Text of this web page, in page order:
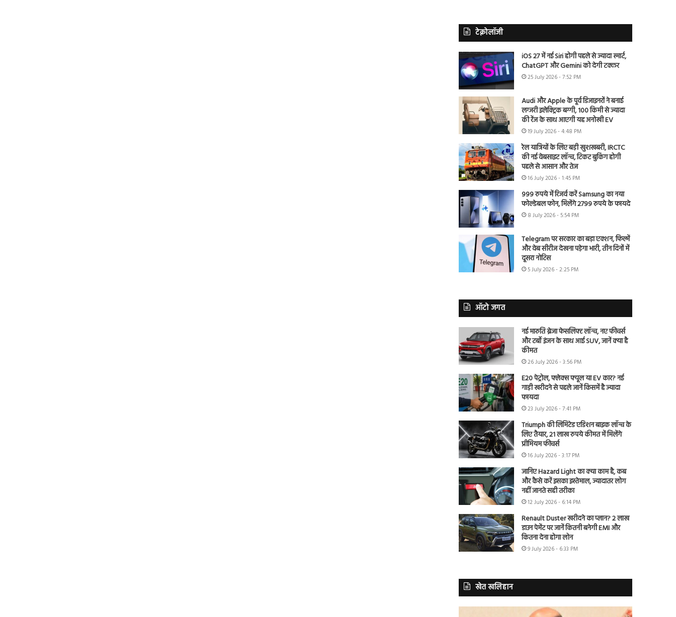
टेक्नोलॉजी
iOS 27 में नई Siri होगी पहले से ज्यादा स्मार्ट,
ChatGPT और Gemini को देगी टक्कर
25 July 2026 - 7:52 PM
Audi और Apple के पूर्व डिजाइनरों ने बनाई
लग्जरी इलेक्ट्रिक बग्गी, 100 किमी से ज्यादा
की रेंज के साथ आएगी यह अनोखी EV
19 July 2026 - 4:48 PM
रेल यात्रियों के लिए बड़ी खुशखबरी, IRCTC
की नई वेबसाइट लॉन्च, टिकट बुकिंग होगी
पहले से आसान और तेज
16 July 2026 - 1:45 PM
999 रुपये में रिजर्व करें Samsung का नया
फोल्डेबल फोन, मिलेंगे 2799 रुपये के फायदे
8 July 2026 - 5:54 PM
Telegram पर सरकार का बड़ा एक्शन, फिल्में
और वेब सीरीज देखना पड़ेगा भारी, तीन दिनों में
दूसरा नोटिस
5 July 2026 - 2:25 PM
ऑटो जगत
नई मारुति ब्रेजा फेसलिफ्ट लॉन्च, नए फीचर्स
और टर्बो इंजन के साथ आई SUV, जानें क्या है
कीमत
26 July 2026 - 3:56 PM
E20 पेट्रोल, फ्लेक्स फ्यूल या EV कार? नई
गाड़ी खरीदने से पहले जानें किसमें है ज्यादा
फायदा
23 July 2026 - 7:41 PM
Triumph की लिमिटेड एडिशन बाइक लॉन्च के
लिए तैयार, 21 लाख रुपये कीमत में मिलेंगे
प्रीमियम फीचर्स
16 July 2026 - 3:17 PM
जानिए Hazard Light का क्या काम है, कब
और कैसे करें इसका इस्तेमाल, ज्यादातर लोग
नहीं जानते सही तरीका
12 July 2026 - 6:14 PM
Renault Duster खरीदने का प्लान? 2 लाख
डाउन पेमेंट पर जानें कितनी बनेगी EMI और
कितना देना होगा लोन
9 July 2026 - 6:33 PM
खेत खलिहान